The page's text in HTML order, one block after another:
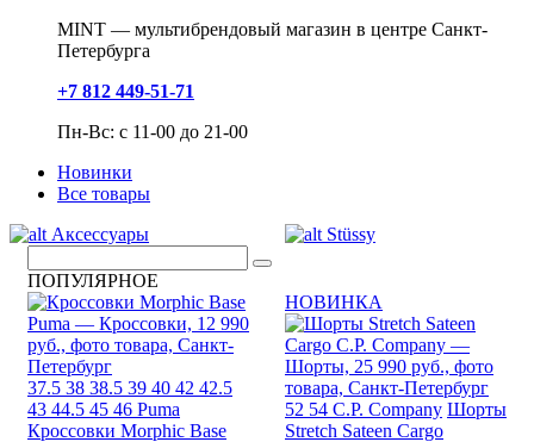
MINT — мультибрендовый магазин в центре Санкт-
Петербурга
+7 812 449-51-71
Пн-Вс: с 11-00 до 21-00
Новинки
Все товары
Аксессуары
Stüssy
ПОПУЛЯРНОЕ
37.5 38 38.5 39 40 42 42.5
43 44.5 45 46 Puma
Кроссовки Morphic Base
НОВИНКА
52 54 C.P. Company Шорты
Stretch Sateen Cargo